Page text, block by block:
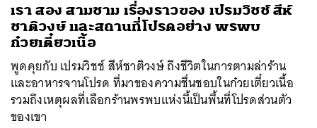
เรา สอง สามชาม เรื่องราวของ เปรมวิชช์ สีห์
ชาติวงษ์ และสถานที่โปรดอย่าง พรพบ
ก๋วยเตี๋ยวเนื้อ
พูดคุยกับ เปรมวิชช์ สีห์ชาติวงษ์ ถึงชีวิตในการตามล่าร้าน
และอาหารจานโปรด ที่มาของความชื่นชอบในก๋วยเตี๋ยวเนื้อ
รวมถึงเหตุผลที่เลือกร้านพรพบแห่งนี้เป็นพื้นที่โปรดส่วนตัว
ของเขา